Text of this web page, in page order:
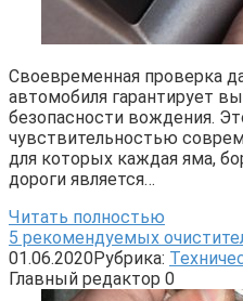
Своевременная проверка
автомобиля гарантирует
безопасности вождения.
чувствительностью
для которых каждая яма,
дороги является…
Читать полностью
5 рекомендуемых
01.06.2020Рубрика:
Главный редактор 0